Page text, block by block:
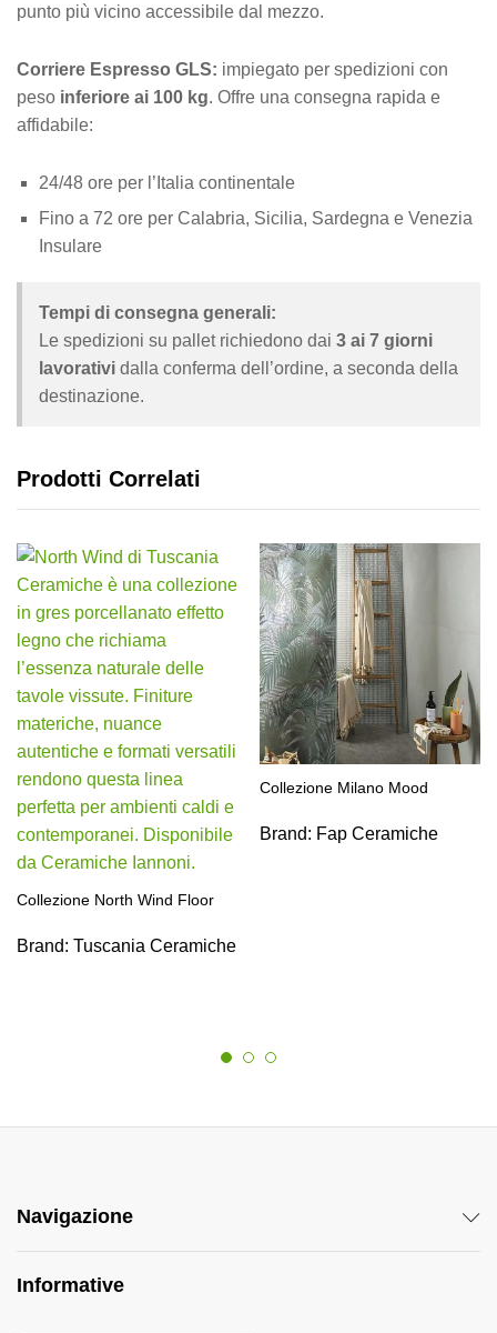
punto più vicino accessibile dal mezzo.
Corriere Espresso GLS: impiegato per spedizioni con
peso inferiore ai 100 kg. Offre una consegna rapida e
affidabile:
24/48 ore per l’Italia continentale
Fino a 72 ore per Calabria, Sicilia, Sardegna e Venezia
Insulare
Tempi di consegna generali:
Le spedizioni su pallet richiedono dai 3 ai 7 giorni
lavorativi dalla conferma dell’ordine, a seconda della
destinazione.
Prodotti Correlati
Collezione North Wind Floor
Brand: Tuscania Ceramiche
Collezione Milano Mood
Brand: Fap Ceramiche
Navigazione
Informative